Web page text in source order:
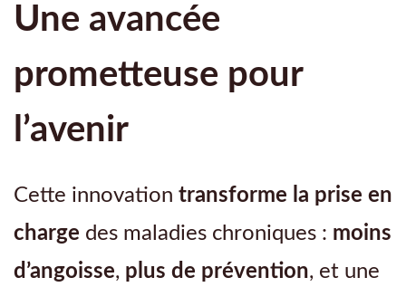
Une avancée
prometteuse pour
l’avenir
Cette innovation transforme la prise en
charge des maladies chroniques : moins
d’angoisse, plus de prévention, et une